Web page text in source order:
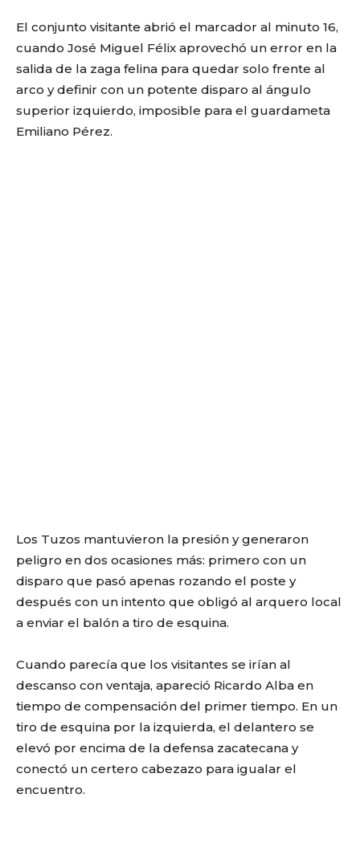
El conjunto visitante abrió el marcador al minuto 16,
cuando José Miguel Félix aprovechó un error en la
salida de la zaga felina para quedar solo frente al
arco y definir con un potente disparo al ángulo
superior izquierdo, imposible para el guardameta
Emiliano Pérez.
Los Tuzos mantuvieron la presión y generaron
peligro en dos ocasiones más: primero con un
disparo que pasó apenas rozando el poste y
después con un intento que obligó al arquero local
a enviar el balón a tiro de esquina.
Cuando parecía que los visitantes se irían al
descanso con ventaja, apareció Ricardo Alba en
tiempo de compensación del primer tiempo. En un
tiro de esquina por la izquierda, el delantero se
elevó por encima de la defensa zacatecana y
conectó un certero cabezazo para igualar el
encuentro.